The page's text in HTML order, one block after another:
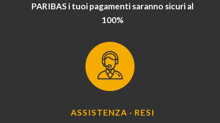
PARIBAS i tuoi pagamenti saranno sicuri al
100%
ASSISTENZA - RESI